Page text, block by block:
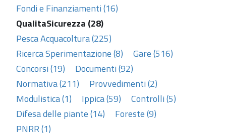
Fondi e Finanziamenti (16)
QualitaSicurezza (28)
Pesca Acquacoltura (225)
Ricerca Sperimentazione (8)
Gare (516)
Concorsi (19)
Documenti (92)
Normativa (211)
Provvedimenti (2)
Modulistica (1)
Ippica (59)
Controlli (5)
Difesa delle piante (14)
Foreste (9)
PNRR (1)